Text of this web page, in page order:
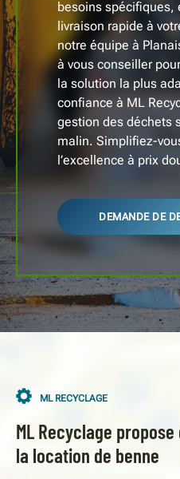
besoins spécifiques,
livraison rapide à
notre équipe à
à vous conseiller
la solution la plus
confiance à ML
gestion des déchets
malin. Simplifiez-
l’excellence à prix
DEMANDE DE
ML RECYCLAGE
ML Recyclage
la location de benne